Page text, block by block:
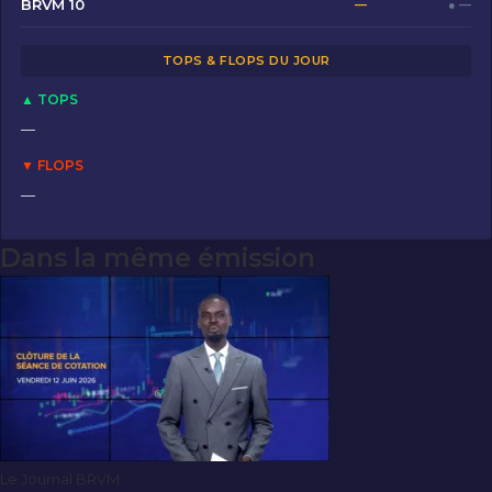
o n
BRVM 10 — ● —
TOPS & FLOPS DU JOUR
▲ TOPS
—
▼ FLOPS
—
Dans la même émission
Le Journal BRVM